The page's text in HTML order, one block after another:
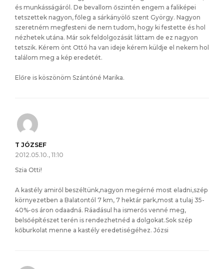
és munkásságáról. De bevallom őszintén engem a faliképei
tetszettek nagyon, főleg a sárkányölő szent György. Nagyon
szeretném megfesteni de nem tudom, hogy ki festette és hol
nézhetek utána. Már sok feldolgozását láttam de ez nagyon
tetszik. Kérem önt Ottó ha van ideje kérem küldje el nekem hol
találom meg a kép eredetét.
Előre is köszönöm Szántóné Marika.
T JÓZSEF
2012.05.10., 11:10
Szia Otti!
A kastély amiről beszéltünk,nagyon megérné most eladni,szép
környezetben a Balatontól 7 km, 7 hektár park,most a tulaj 35-
40%-os áron odaadná. Ráadásul ha ismerős venné meg,
belsőépítészet terén is rendezhetnéd a dolgokat.Sok szép
kőburkolat menne a kastély eredetiségéhez. Józsi